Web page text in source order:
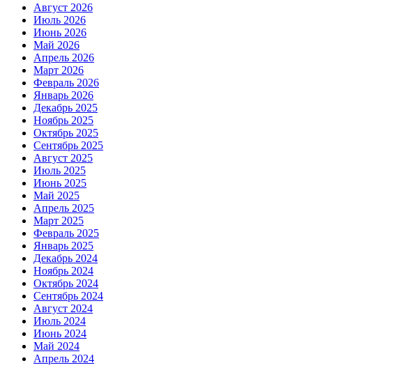
Август 2026
Июль 2026
Июнь 2026
Май 2026
Апрель 2026
Март 2026
Февраль 2026
Январь 2026
Декабрь 2025
Ноябрь 2025
Октябрь 2025
Сентябрь 2025
Август 2025
Июль 2025
Июнь 2025
Май 2025
Апрель 2025
Март 2025
Февраль 2025
Январь 2025
Декабрь 2024
Ноябрь 2024
Октябрь 2024
Сентябрь 2024
Август 2024
Июль 2024
Июнь 2024
Май 2024
Апрель 2024